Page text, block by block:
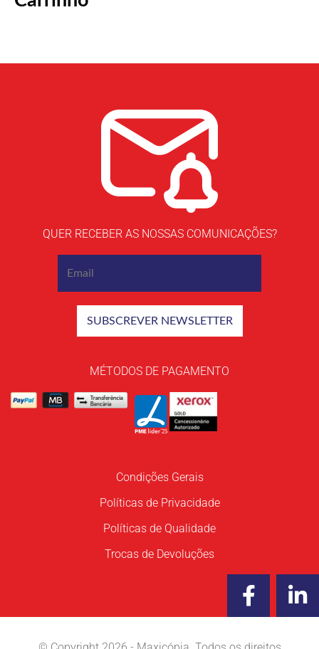
QUER RECEBER AS NOSSAS COMUNICAÇÕES?
MÉTODOS DE PAGAMENTO
Condições Gerais
Políticas de Privacidade
Políticas de Qualidade
Trocas de Devoluções
F
a
i